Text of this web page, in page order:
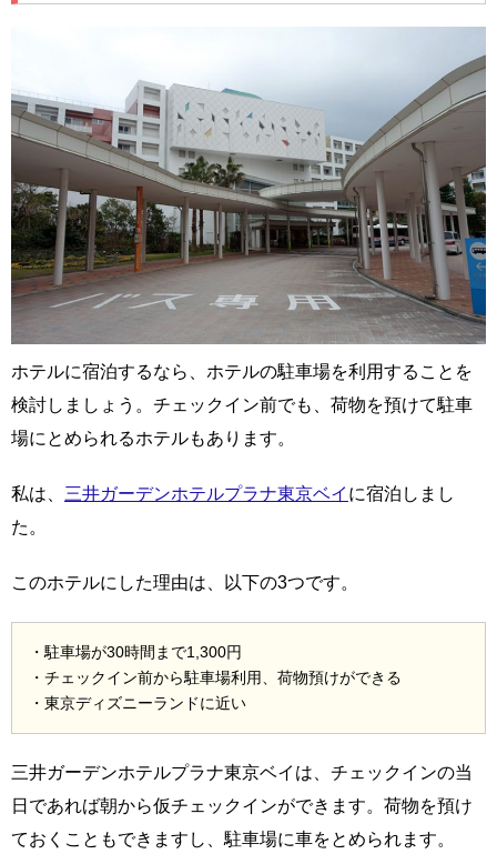
ホテルに宿泊するなら、ホテルの駐車場を利用することを
検討しましょう。チェックイン前でも、荷物を預けて駐車
場にとめられるホテルもあります。
私は、 三井ガーデンホテルプラナ東京ベイ に宿泊しまし
た。
このホテルにした理由は、以下の3つです。
・駐車場が30時間まで1,300円
・チェックイン前から駐車場利用、荷物預けができる
・東京ディズニーランドに近い
三井ガーデンホテルプラナ東京ベイは、チェックインの当
日であれば朝から仮チェックインができます。荷物を預け
ておくこともできますし、駐車場に車をとめられます。